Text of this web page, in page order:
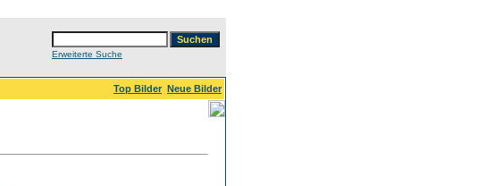
Erweiterte Suche
Top Bilder Neue Bilder